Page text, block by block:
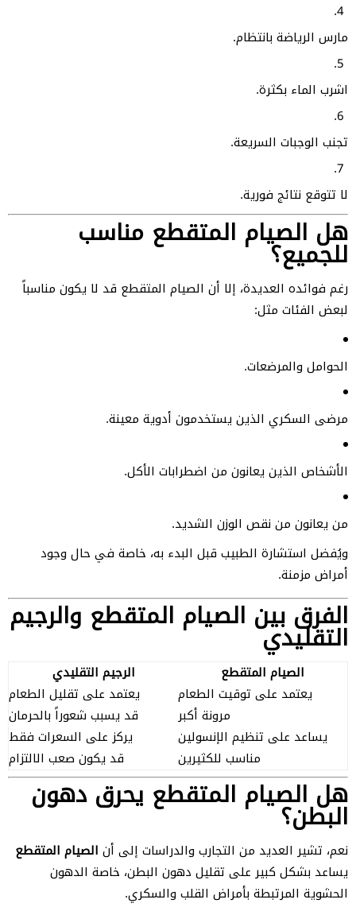
مارس الرياضة بانتظام.
اشرب الماء بكثرة.
تجنب الوجبات السريعة.
لا تتوقع نتائج فورية.
هل الصيام المتقطع مناسب
للجميع؟
رغم فوائده العديدة، إلا أن الصيام المتقطع قد لا يكون مناسباً
لبعض الفئات مثل:
الحوامل والمرضعات.
مرضى السكري الذين يستخدمون أدوية معينة.
الأشخاص الذين يعانون من اضطرابات الأكل.
من يعانون من نقص الوزن الشديد.
ويُفضل استشارة الطبيب قبل البدء به، خاصة في حال وجود
أمراض مزمنة.
الفرق بين الصيام المتقطع والرجيم
التقليدي
الصيام المتقطع
الرجيم التقليدي
يعتمد على توقيت الطعام
يعتمد على تقليل الطعام
مرونة أكبر
قد يسبب شعوراً بالحرمان
يساعد على تنظيم الإنسولين
يركز على السعرات فقط
مناسب للكثيرين
قد يكون صعب الالتزام
هل الصيام المتقطع يحرق دهون
البطن؟
نعم، تشير العديد من التجارب والدراسات إلى أن الصيام المتقطع
يساعد بشكل كبير على تقليل دهون البطن، خاصة الدهون
الحشوية المرتبطة بأمراض القلب والسكري.